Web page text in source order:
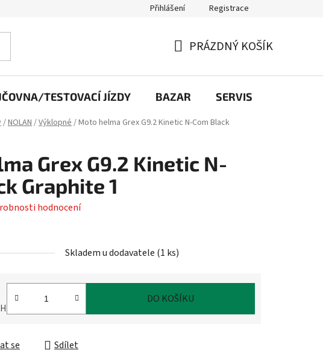
Přihlášení Registrace
KOŠÍK
PRÁZDNÝ KOŠÍK
TESTOVACÍ JÍZDY BAZAR SERVIS
/NOLAN/Výklopné/Moto helma Grex G9.2 Kinetic N-Com Black
Grex G9.2 Kinetic N-
Graphite 1
hodnocení
Skladem u dodavatele (1 ks)
DO KOŠÍKU
se Sdílet